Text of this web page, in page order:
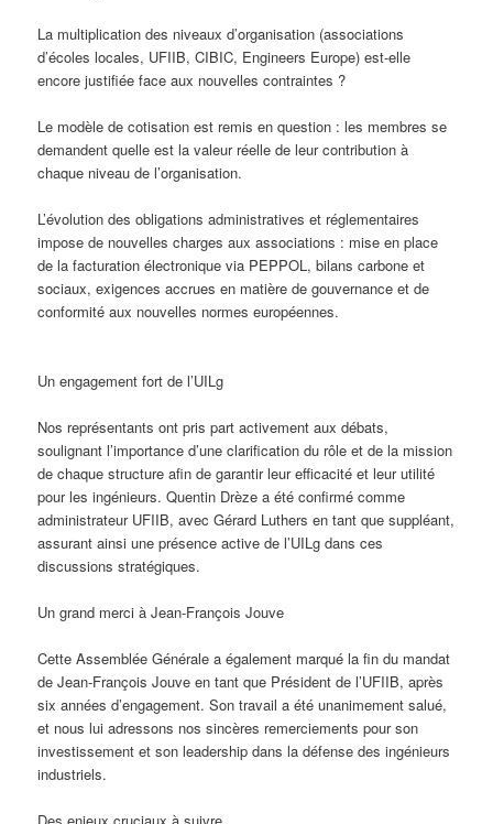
La multiplication des niveaux d’organisation (associations
d’écoles locales, UFIIB, CIBIC, Engineers Europe) est-elle
encore justifiée face aux nouvelles contraintes ?
Le modèle de cotisation est remis en question : les membres se
demandent quelle est la valeur réelle de leur contribution à
chaque niveau de l’organisation.
L’évolution des obligations administratives et réglementaires
impose de nouvelles charges aux associations : mise en place
de la facturation électronique via PEPPOL, bilans carbone et
sociaux, exigences accrues en matière de gouvernance et de
conformité aux nouvelles normes européennes.
Un engagement fort de l’UILg
Nos représentants ont pris part activement aux débats,
soulignant l’importance d’une clarification du rôle et de la mission
de chaque structure afin de garantir leur efficacité et leur utilité
pour les ingénieurs. Quentin Drèze a été confirmé comme
administrateur UFIIB, avec Gérard Luthers en tant que suppléant,
assurant ainsi une présence active de l’UILg dans ces
discussions stratégiques.
Un grand merci à Jean-François Jouve
Cette Assemblée Générale a également marqué la fin du mandat
de Jean-François Jouve en tant que Président de l’UFIIB, après
six années d’engagement. Son travail a été unanimement salué,
et nous lui adressons nos sincères remerciements pour son
investissement et son leadership dans la défense des ingénieurs
industriels.